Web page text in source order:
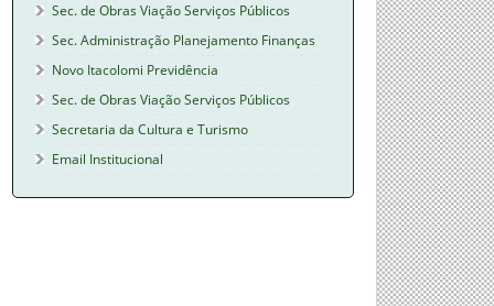
Sec. de Obras Viação Serviços Públicos
Sec. Administração Planejamento Finanças
Novo Itacolomi Previdência
Sec. de Obras Viação Serviços Públicos
Secretaria da Cultura e Turismo
Email Institucional